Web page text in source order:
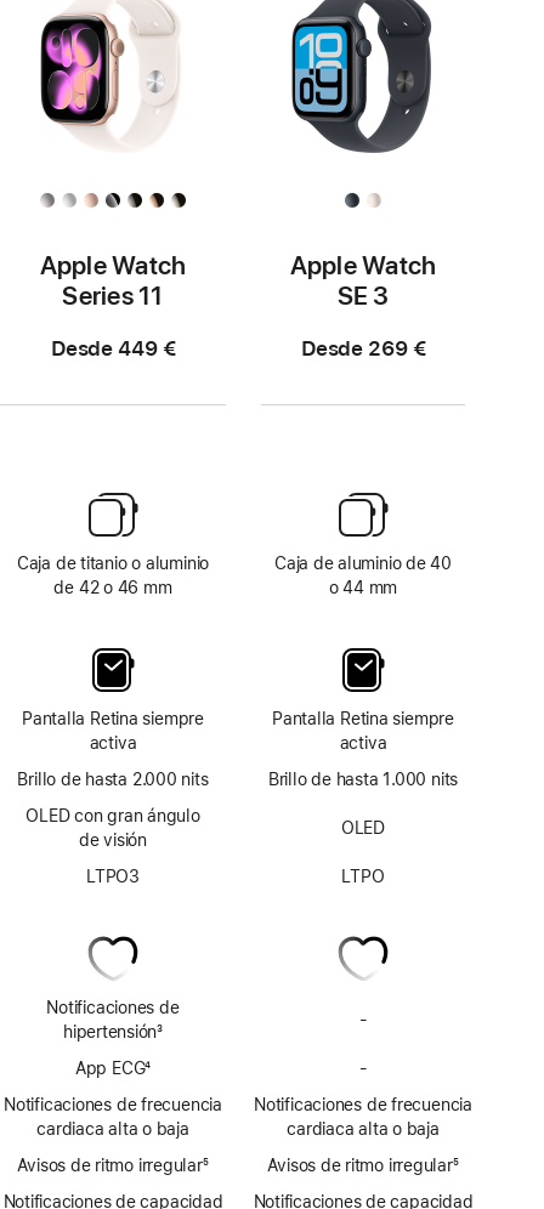
Apple Watch
Series 11
Desde 449 €
Caja de titanio o aluminio
de 42 o 46 mm
Pantalla Retina siempre
activa
Brillo de hasta 2.000 nits
OLED con gran ángulo
de visión
LTPO3
Notificaciones de
hipertensión
pie
3
App ECG
a
pie
de
4
Notificaciones de frecuencia
cardiaca alta o baja
Avisos de ritmo irregular5
Notificaciones de capacidad
Apple Watch
SE 3
Desde 269 €
Caja de aluminio de 40
o 44 mm
Pantalla Retina siempre
activa
Brillo de hasta 1.000 nits
OLED
LTPO
-
posible
hipertensión
-
la
app
ECG
Notificaciones de frecuencia
cardiaca alta o baja
Avisos de ritmo irregular5
Notificaciones de capacidad